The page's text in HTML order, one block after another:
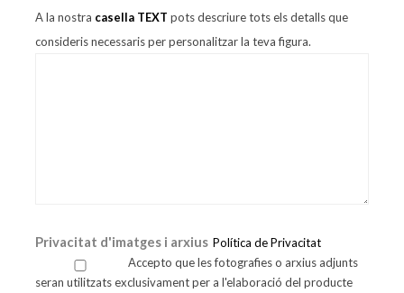
A la nostra casella TEXT pots descriure tots els detalls que
consideris necessaris per personalitzar la teva figura.
Privacitat d'imatges i arxius Política de Privacitat
Accepto que les fotografies o arxius adjunts
seran utilitzats exclusivament per a l'elaboració del producte